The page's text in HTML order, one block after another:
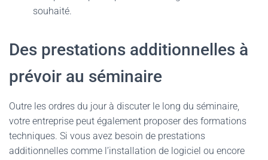
souhaité.
Des prestations additionnelles à
prévoir au séminaire
Outre les ordres du jour à discuter le long du séminaire,
votre entreprise peut également proposer des formations
techniques. Si vous avez besoin de prestations
additionnelles comme l’installation de logiciel ou encore